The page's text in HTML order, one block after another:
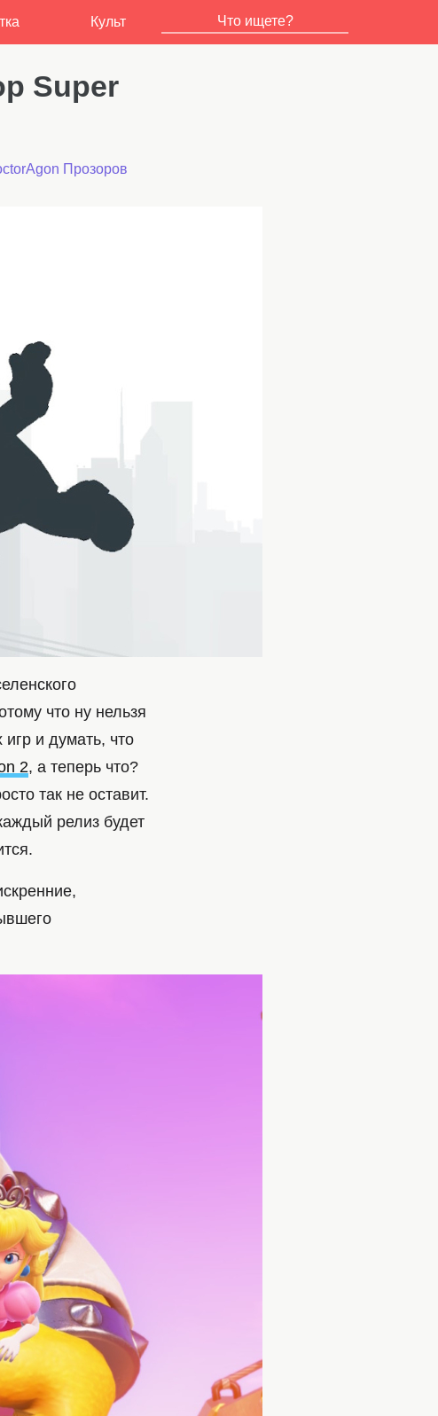
Культ
Super
Прозоров
что ну нельзя
и думать, что
2, а теперь что?
так не оставит.
релиз будет